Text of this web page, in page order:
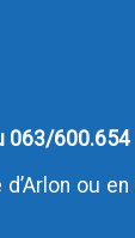
063/600.654
ou en